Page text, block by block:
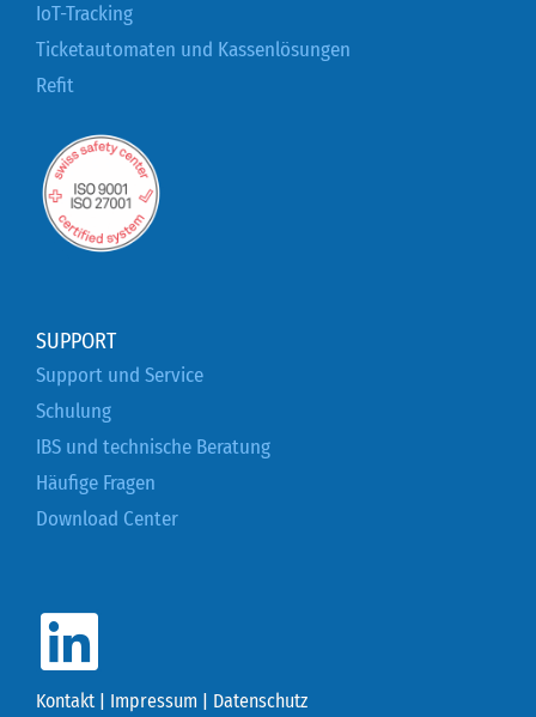
IoT-Tracking
Ticketautomaten und Kassenlösungen
Refit
SUPPORT
Support und Service
Schulung
IBS und technische Beratung
Häufige Fragen
Download Center
Kontakt | Impressum | Datenschutz